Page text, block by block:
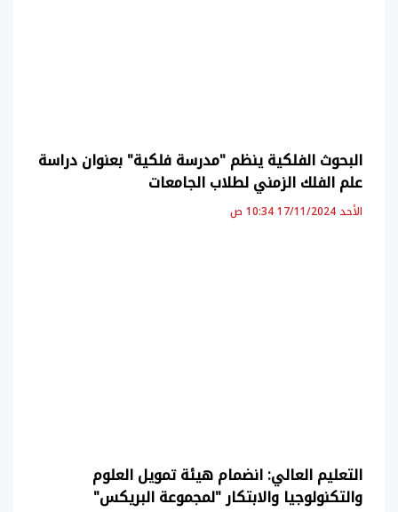
البحوث الفلكية ينظم "مدرسة فلكية" بعنوان دراسة
علم الفلك الزمني لطلاب الجامعات
الأحد 17/11/2024 10:34 ص
التعليم العالي: انضمام هيئة تمويل العلوم
والتكنولوجيا والابتكار "لمجموعة البريكس"